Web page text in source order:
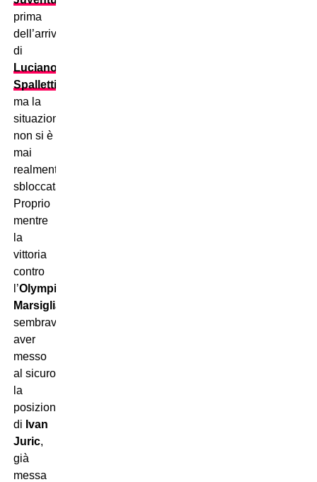
prima
dell’arrivo
di
Luciano
Spalletti
ma la
situazione
non si è
mai
realmente
sbloccata.
Proprio
mentre
la
vittoria
contro
l’Olympique
Marsiglia
sembrava
aver
messo
al sicuro
la
posizione
di Ivan
Juric,
già
messa